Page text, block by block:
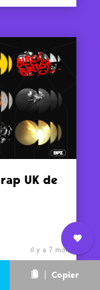
Newsletter
Copier
UK de
il y a 7 mois